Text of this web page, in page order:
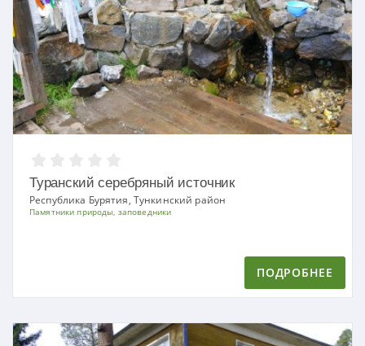
Туранский серебряный источник
Республика Бурятия, Тункинский район
Памятники природы, заповедники
ПОДРОБНЕЕ